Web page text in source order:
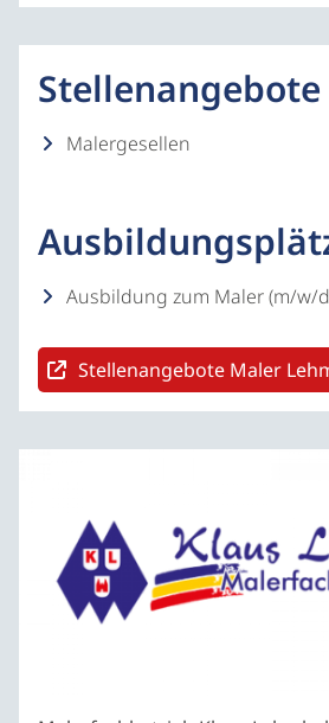
Stellenangebote
Malergesellen
Ausbildung zum Maler (m/w/
Stellenangebote Maler